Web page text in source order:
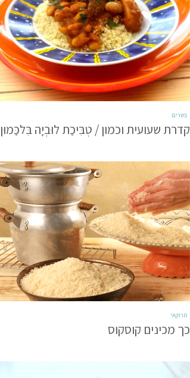
בשרים
קדרת שעועית וכמון / טְבִּיכַת לוּבְיָה בִּלכַּמוּן
מרוקאי
כך מכינים קוסקוס